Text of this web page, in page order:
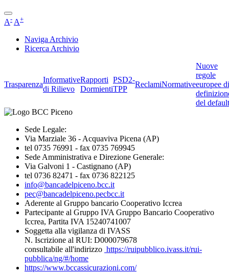
A- A+
Naviga Archivio
Ricerca Archivio
Trasparenza
Informative
di Rilievo
Rapporti
Dormienti
PSD2-
TPP
ReclamiNormative
Nuove
regole
europee di
del default
Sede Legale:
Via Marziale 36 - Acquaviva Picena (AP)
tel 0735 76991 - fax 0735 769945
Sede Amministrativa e Direzione Generale:
Via Galvoni 1 - Castignano (AP)
tel 0736 82471 - fax 0736 822125
info@bancadelpiceno.bcc.it
pec@bancadelpiceno.pecbcc.it
Aderente al Gruppo bancario Cooperativo Iccrea
Partecipante al Gruppo IVA Gruppo Bancario Cooperativo
Iccrea, Partita IVA 15240741007
Soggetta alla vigilanza di IVASS
N. Iscrizione al RUI: D000079678
consultabile all'indirizzo https://ruipubblico.ivass.it/rui-
pubblica/ng/#/home
https://www.bccassicurazioni.com/